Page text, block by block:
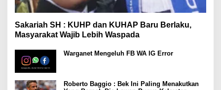
Sakariah SH : KUHP dan KUHAP Baru Berlaku,
Masyarakat Wajib Lebih Waspada
Warganet Mengeluh FB WA IG Error
Roberto Baggio : Bek Ini Paling Menakutkan